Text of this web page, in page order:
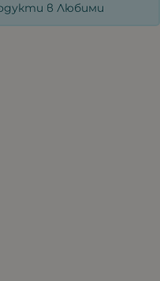
в Любими